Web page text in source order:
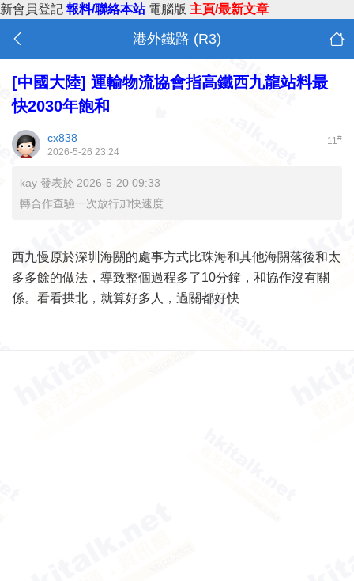
新會員登記 報料/聯絡本站 電腦版 主頁/最新文章
港外鐵路 (R3)
[中國大陸] 運輸物流協會指高鐵西九龍站料最
快2030年飽和
11#
cx838
2026-5-26 23:24
kay 發表於 2026-5-20 09:33
轉合作查驗一次放行加快速度
西九慢原於深圳海關的處事方式比珠海和其他海關落後和太
多多餘的做法，導致整個過程多了10分鐘，和協作沒有關
係。看看拱北，就算好多人，過關都好快